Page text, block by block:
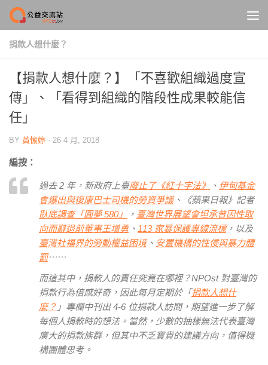
Skip to content
捐款人想什麼？
【捐款人想什麼？】「不喜歡組織過度宣
傳」、「看得到組織的階段性成果較能信
任」
BY 黃愉婷 · 26 4 月, 2018
編按：
過去 2 年，新政府上臺廢止了《紅十字法》 、 伊甸基金
會爆出與復康巴士司機的勞資爭議、《蘋果日報》記者
臥底調查「圓夢 580」
， 臺灣世界展望會坦承曾因性取
向而辭退前董事王增勇、 113 家暴保護專線流標，以及
臺灣社福界的勞動權益困境、 安置機構的性侵與暴力體
罰⋯⋯
而這其中，捐款人的責任究竟在哪裡？NPOst 對臺灣的
捐款行為倍感好奇，因此每月定期於「捐款人想什
麼？ 」專欄中刊出 4-6 位捐款人訪問，期望進一步了解
每個人捐款時的想法。當然，少數的抽樣無法代表臺灣
廣大的捐款族群，但其中不乏寶貴的建議方向，值得機
構團體思考。